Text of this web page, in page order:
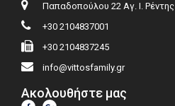
Παπαδοπούλου 22 Αγ. Ι. Ρέντης
+30 2104837001
+30 2104837245
info@vittosfamily.gr
Ακολουθήστε μας